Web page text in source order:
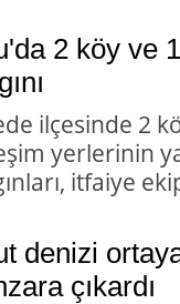
2 köy ve
ilçesinde 2
yerlerinin
itfaiye
denizi
çıkardı